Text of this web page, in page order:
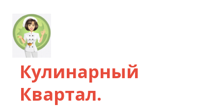
Кулинарный
Квартал.